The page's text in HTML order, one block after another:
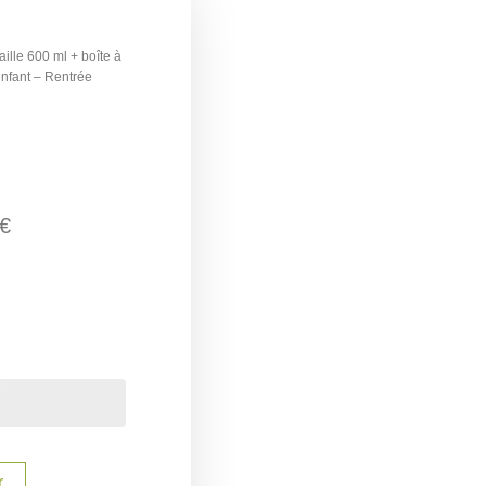
600 ml + boîte à
– Rentrée